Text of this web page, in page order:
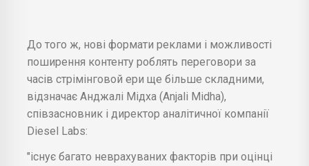
До того ж, нові формати реклами і можливості
поширення контенту роблять переговори за
часів стрімінговой ери ще більше складними,
відзначає Анджалі Мідха (Anjali Midha),
співзасновник і директор аналітичної компанії
Diesel Labs:
"існує багато неврахуваних факторів при оцінці